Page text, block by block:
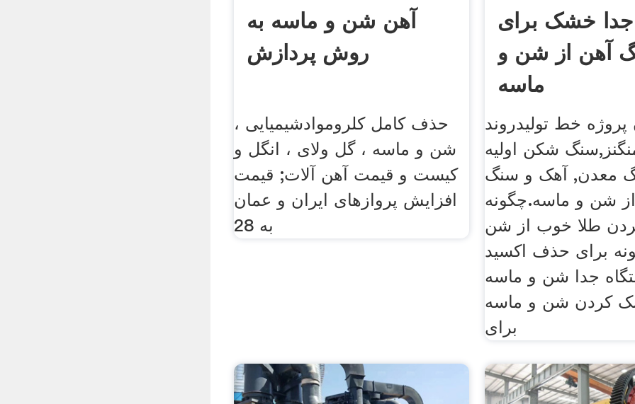
آهن شن و ماسه به
روش پردازش
حذف کامل کلروموادشیمیایی ،
شن و ماسه ، گل ولای ، انگل و
کیست و قیمت آهن آلات; قیمت
افزایش پروازهای ایران و عمان
به 28
جدا خشک برای
آهن از شن و
ماسه
خط تولیدروند
شکن اولیه
معدن, آهک و سنگ
شن و ماسه.چگونه
طلا خوب از شن
برای حذف اکسید
جدا شن و ماسه
کردن شن و ماسه
برای